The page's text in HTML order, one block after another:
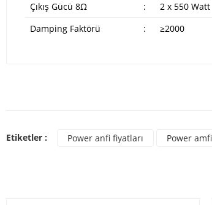
Çıkış Gücü 8Ω
:
2 x 550 Watt
Damping Faktörü
: ≥2000
Etiketler : Power anfi fiyatları Power amfi